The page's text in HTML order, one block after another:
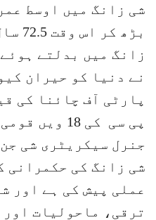
بڑھ
زانگ میں بدلتے
نے دنیا کو حیران
پارٹی آف چائنا کی
پی سی کی 18
جنرل سیکریٹری شی
شی زانگ کی حکمرانی
عملی پیش کی ہے اور
ترقی، ماحولیات